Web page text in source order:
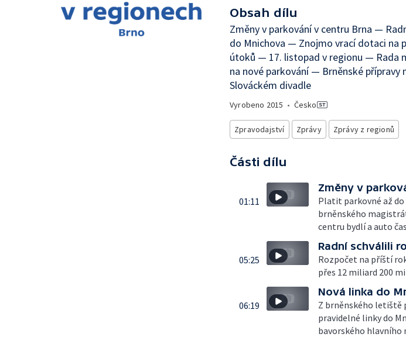
Obsah dílu
Změny v parkování v centru Brna —
do Mnichova — Znojmo vrací dotaci
útoků — 17. listopad v regionu — Rada
na nové parkování — Brněnské
Slováckém divadle
Vyrobeno 2015 • Česko
Zpravodajství Zprávy Zprávy z regionů
Části dílu
01:11
Změny v
Platit parkovné až do
brněnského
centru bydlí a auto
05:25
Radní schválili
Rozpočet na příští
přes 12 miliard 200
06:19
Nová linka do
Z brněnského
pravidelné linky do
bavorského